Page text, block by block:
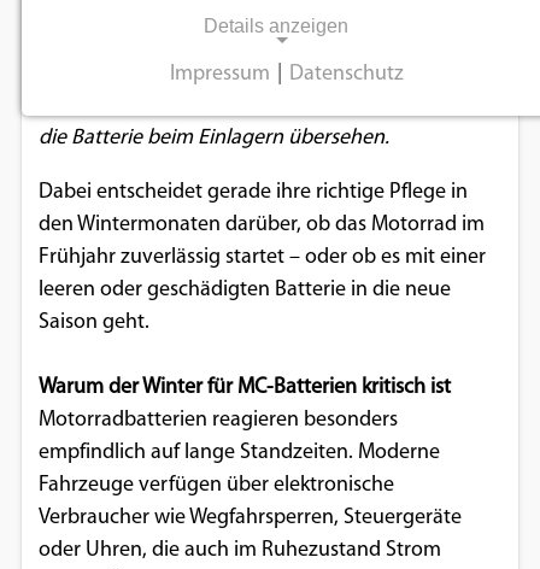
Mit den ersten Frostnächten beginnt für viele
die Batterie beim Einlagern übersehen.
Dabei entscheidet gerade ihre richtige Pflege in
den Wintermonaten darüber, ob das Motorrad im
Frühjahr zuverlässig startet – oder ob es mit einer
leeren oder geschädigten Batterie in die neue
Saison geht.
Warum der Winter für MC-Batterien kritisch ist
Motorradbatterien reagieren besonders
empfindlich auf lange Standzeiten. Moderne
Fahrzeuge verfügen über elektronische
Verbraucher wie Wegfahrsperren, Steuergeräte
oder Uhren, die auch im Ruhezustand Strom
Details anzeigen
Notwendige Cookies ermöglichen
einwandfreie Funktion der Website
Einverständnis-Cookie
cookie_consent
Dieser Cookie speichert die ausgewählten
Einverständnis-Optionen des Benutzers
Cookie Laufzeit:
Impressum Datenschutz